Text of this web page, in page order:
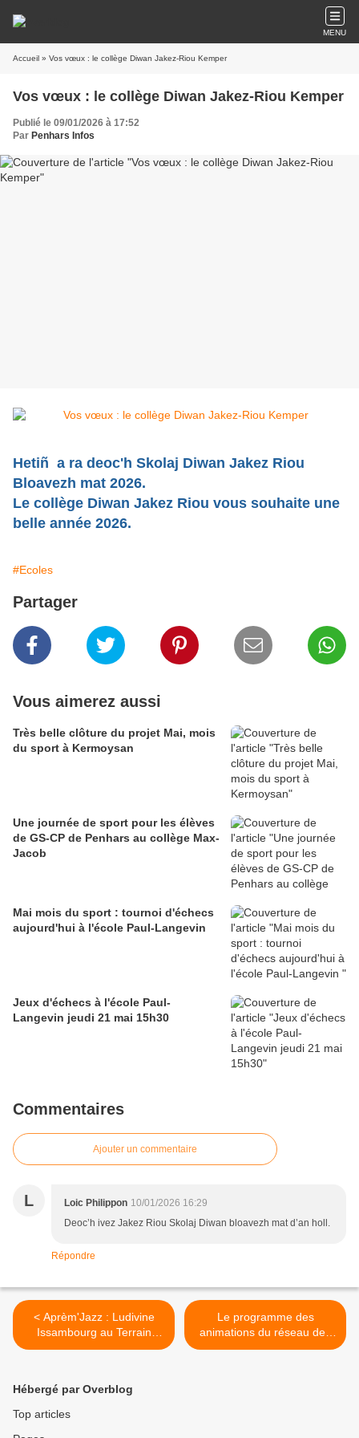
MENU
Accueil » Vos vœux : le collège Diwan Jakez-Riou Kemper
Vos vœux : le collège Diwan Jakez-Riou Kemper
Publié le 09/01/2026 à 17:52
Par Penhars Infos
Hetiñ a ra deoc'h Skolaj Diwan Jakez Riou
Bloavezh mat 2026.
Le collège Diwan Jakez Riou vous souhaite une
belle année 2026.
#Ecoles
Partager
Vous aimerez aussi
Très belle clôture du projet Mai, mois
du sport à Kermoysan
Une journée de sport pour les élèves
de GS-CP de Penhars au collège Max-
Jacob
Mai mois du sport : tournoi d'échecs
aujourd'hui à l'école Paul-Langevin
Jeux d'échecs à l'école Paul-
Langevin jeudi 21 mai 15h30
Commentaires
Ajouter un commentaire
L Loic Philippon 10/01/2026 16:29
Deoc’h ivez Jakez Riou Skolaj Diwan bloavezh mat d’an holl.
Répondre
< Aprèm'Jazz : Ludivine
Issambourg au Terrain
Blanc dimanche 11 janvier
Le programme des
animations du réseau des
médiathèques de QBO,
Hébergé par Overblog
Top articles